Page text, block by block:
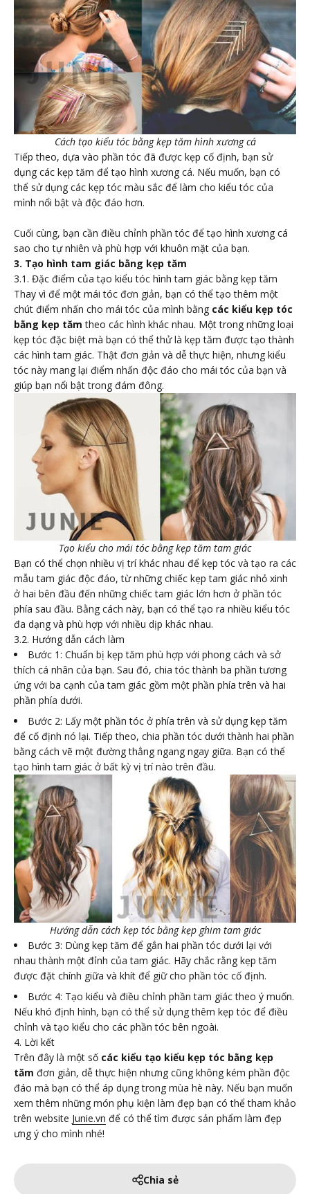
Cách tạo kiểu tóc bằng kẹp tăm hình xương cá
Tiếp theo, dựa vào phần tóc đã được kẹp cố định, bạn sử
dụng các kẹp tăm để tạo hình xương cá. Nếu muốn, bạn có
thể sử dụng các kẹp tóc màu sắc để làm cho kiểu tóc của
mình nổi bật và độc đáo hơn.
Cuối cùng, bạn cần điều chỉnh phần tóc để tạo hình xương cá
sao cho tự nhiên và phù hợp với khuôn mặt của bạn.
3. Tạo hình tam giác bằng kẹp tăm
3.1. Đặc điểm của tạo kiểu tóc hình tam giác bằng kẹp tăm
Thay vì để một mái tóc đơn giản, bạn có thể tạo thêm một
chút điểm nhấn cho mái tóc của mình bằng các kiểu kẹp tóc
bằng kẹp tăm theo các hình khác nhau. Một trong những loại
kẹp tóc đặc biệt mà bạn có thể thử là kẹp tăm được tạo thành
các hình tam giác. Thật đơn giản và dễ thực hiện, nhưng kiểu
tóc này mang lại điểm nhấn độc đáo cho mái tóc của bạn và
giúp bạn nổi bật trong đám đông.
Tạo kiểu cho mái tóc bằng kẹp tăm tam giác
Bạn có thể chọn nhiều vị trí khác nhau để kẹp tóc và tạo ra các
mẫu tam giác độc đáo, từ những chiếc kẹp tam giác nhỏ xinh
ở hai bên đầu đến những chiếc tam giác lớn hơn ở phần tóc
phía sau đầu. Bằng cách này, bạn có thể tạo ra nhiều kiểu tóc
đa dạng và phù hợp với nhiều dịp khác nhau.
3.2. Hướng dẫn cách làm
Bước 1: Chuẩn bị kẹp tăm phù hợp với phong cách và sở
thích cá nhân của bạn. Sau đó, chia tóc thành ba phần tương
ứng với ba cạnh của tam giác gồm một phần phía trên và hai
phần phía dưới.
Bước 2: Lấy một phần tóc ở phía trên và sử dụng kẹp tăm
để cố định nó lại. Tiếp theo, chia phần tóc dưới thành hai phần
bằng cách vẽ một đường thẳng ngang ngay giữa. Bạn có thể
tạo hình tam giác ở bất kỳ vị trí nào trên đầu.
Hướng dẫn cách kẹp tóc bằng kẹp ghim tam giác
Bước 3: Dùng kẹp tăm để gắn hai phần tóc dưới lại với
nhau thành một đỉnh của tam giác. Hãy chắc rằng kẹp tăm
được đặt chính giữa và khít để giữ cho phần tóc cố định.
Bước 4: Tạo kiểu và điều chỉnh phần tam giác theo ý muốn.
Nếu khó định hình, bạn có thể sử dụng thêm kẹp tóc để điều
chỉnh và tạo kiểu cho các phần tóc bên ngoài.
4. Lời kết
Trên đây là một số các kiểu tạo kiểu kẹp tóc bằng kẹp
tăm đơn giản, dễ thực hiện nhưng cũng không kém phần độc
đáo mà bạn có thể áp dụng trong mùa hè này. Nếu bạn muốn
xem thêm những món phụ kiện làm đẹp bạn có thể tham khảo
trên website Junie.vn để có thể tìm được sản phẩm làm đẹp
ưng ý cho mình nhé!
Chia sẻ